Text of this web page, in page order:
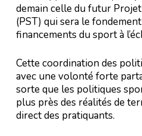
demain celle du futur
(PST) qui sera le
financements du sport à
Cette coordination des
avec une volonté forte
sorte que les politiques
plus près des réalités de
direct des pratiquants.